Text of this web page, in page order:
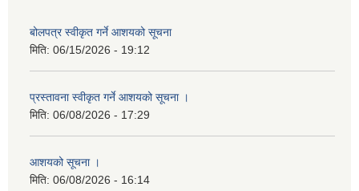
बोलपत्र स्वीकृत गर्ने आशयको सूचना
मिति: 06/15/2026 - 19:12
प्रस्तावना स्वीकृत गर्ने आशयको सूचना ।
मिति: 06/08/2026 - 17:29
आशयको सूचना ।
मिति: 06/08/2026 - 16:14